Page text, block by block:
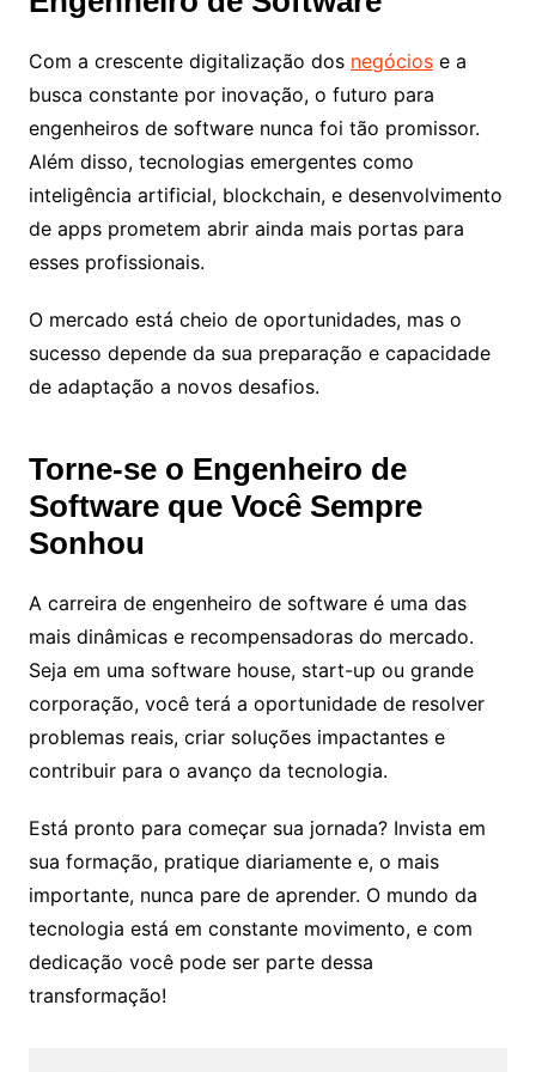
Com a crescente digitalização dos negóciose a
busca constante por inovação, o futuro para
engenheiros de software nunca foi tão promissor.
Além disso, tecnologias emergentes como
inteligência artificial, blockchain, e desenvolvimento
de apps prometem abrir ainda mais portas para
esses profissionais.
O mercado está cheio de oportunidades, mas o
sucesso depende da sua preparação e capacidade
de adaptação a novos desafios.
Torne-se o Engenheiro de
Software que Você Sempre
Sonhou
A carreira de engenheiro de software é uma das
mais dinâmicas e recompensadoras do mercado.
Seja em uma software house, start-up ou grande
corporação, você terá a oportunidade de resolver
problemas reais, criar soluções impactantes e
contribuir para o avanço da tecnologia.
Está pronto para começar sua jornada? Invista em
sua formação, pratique diariamente e, o mais
importante, nunca pare de aprender. O mundo da
tecnologia está em constante movimento, e com
dedicação você pode ser parte dessa
transformação!